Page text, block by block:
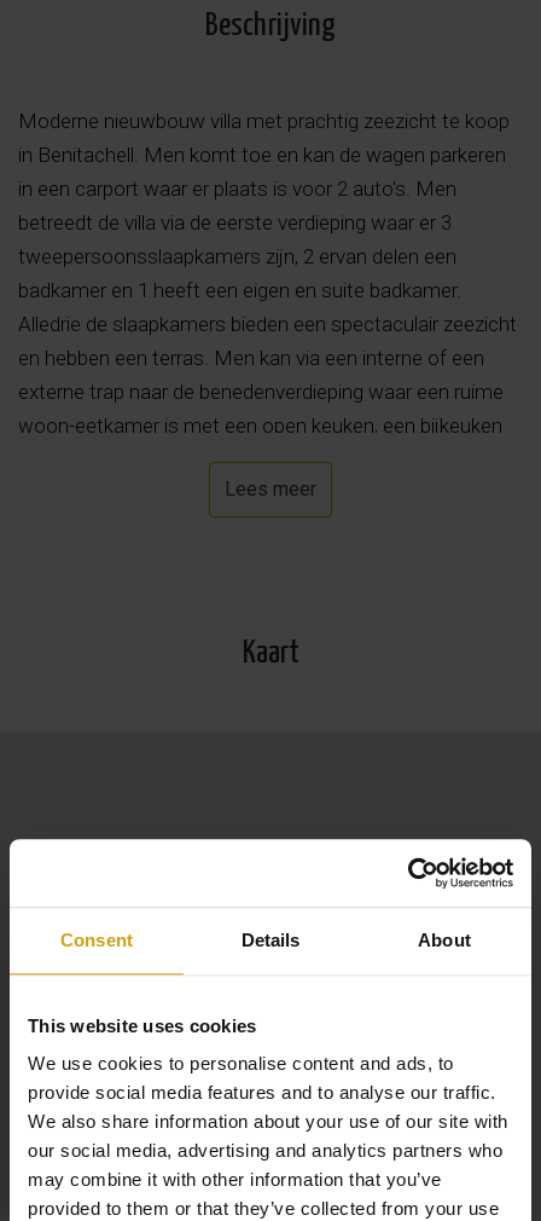
Consent Details About
This website uses cookies
We use cookies to personalise content and ads, to
provide social media features and to analyse our traffic.
We also share information about your use of our site with
our social media, advertising and analytics partners who
may combine it with other information that you’ve
provided to them or that they’ve collected from your use
Beschrijving
Moderne nieuwbouw villa met prachtig zeezicht te koop
in Benitachell. Men komt toe en kan de wagen parkeren
in een carport waar er plaats is voor 2 auto's. Men
betreedt de villa via de eerste verdieping waar er 3
tweepersoonsslaapkamers zijn, 2 ervan delen een
badkamer en 1 heeft een eigen en suite badkamer.
Alledrie de slaapkamers bieden een spectaculair zeezicht
en hebben een terras. Men kan via een interne of een
externe trap naar de benedenverdieping waar een ruime
woon-eetkamer is met een open keuken, een bijkeuken
en een gastentoilet. Ook op dit niveau is er de master
bedroom met en suite badkamer. Vanuit de woonkamer
Lees meer
Kaart